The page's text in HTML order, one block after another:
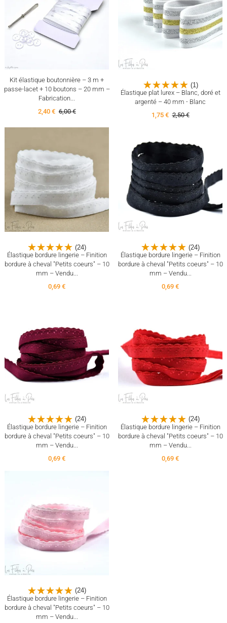
Kit élastique boutonnière – 3 m +
passe-lacet + 10 boutons – 20 mm –
Fabrication...
2,40 € 6,00 €
(1)
Élastique plat lurex – Blanc, doré et
argenté – 40 mm - Blanc
1,75 € 2,50 €
(24)
Élastique bordure lingerie – Finition
bordure à cheval "Petits coeurs" – 10
mm – Vendu...
0,69 €
(24)
Élastique bordure lingerie – Finition
bordure à cheval "Petits coeurs" – 10
mm – Vendu...
0,69 €
(24)
Élastique bordure lingerie – Finition
bordure à cheval "Petits coeurs" – 10
mm – Vendu...
0,69 €
(24)
Élastique bordure lingerie – Finition
bordure à cheval "Petits coeurs" – 10
mm – Vendu...
0,69 €
(24)
Élastique bordure lingerie – Finition
bordure à cheval "Petits coeurs" – 10
mm – Vendu...